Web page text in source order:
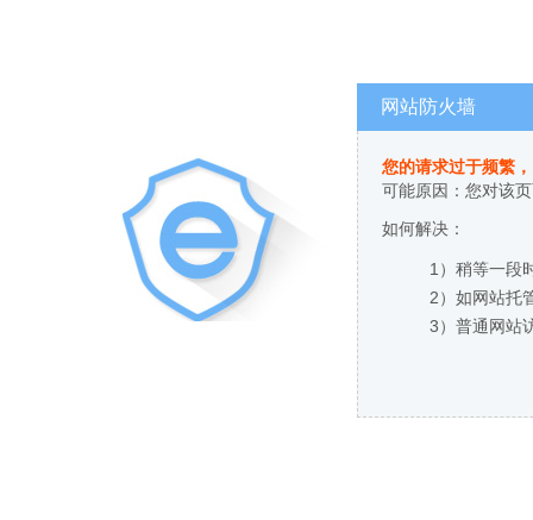
网站防火墙
您的请求过于频繁
可能原因：您对该
如何解决：
1）稍等一段
2）如网站托
3）普通网站